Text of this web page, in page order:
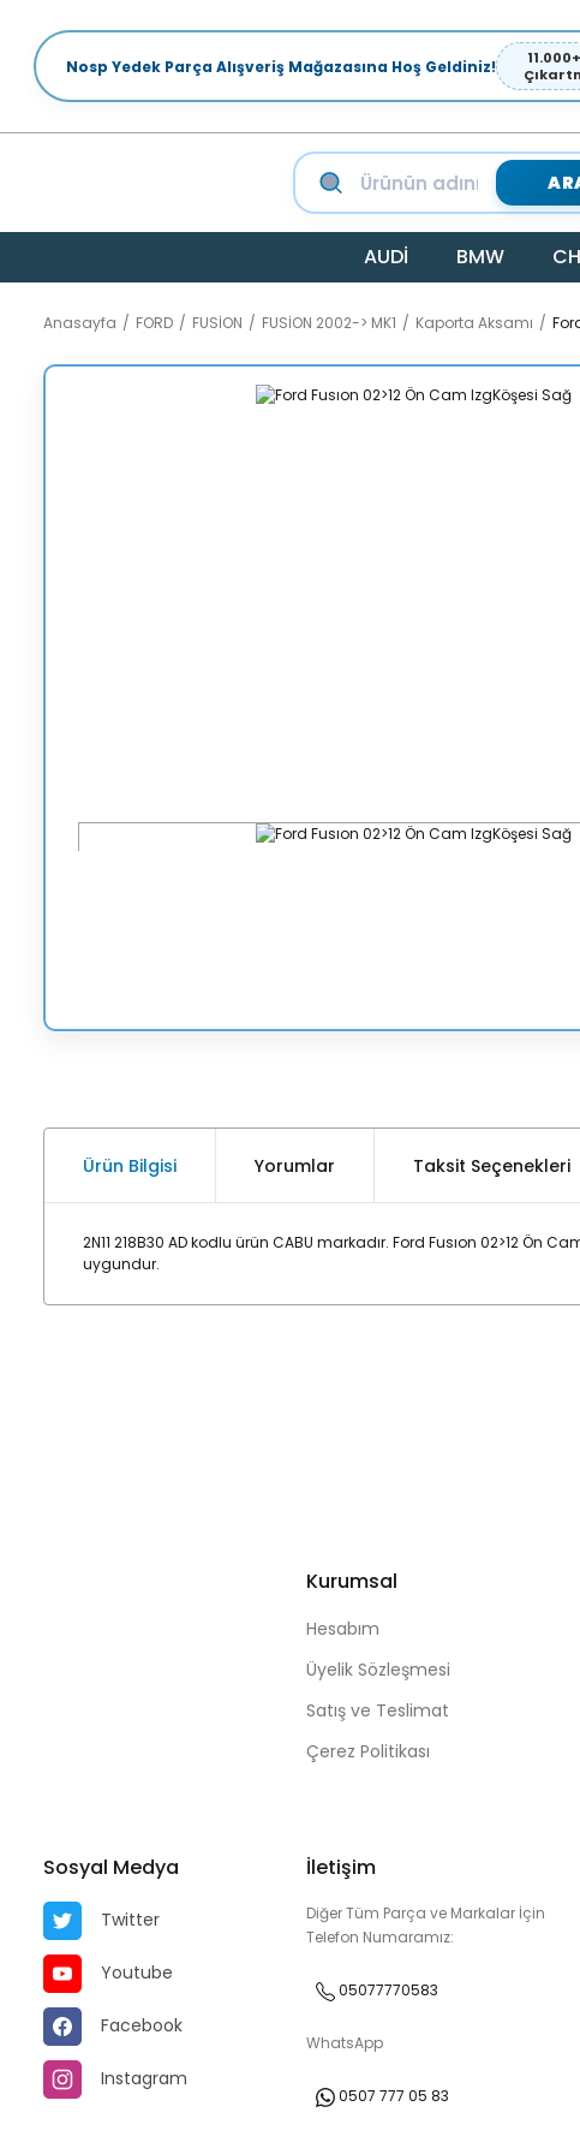
Nosp Yedek Parça Alışveriş Mağazasına Hoş Geldiniz!
AUDİ BMW
Anasayfa FORD FUSİON FUSİON 2002-> MK1 Kaporta Aksamı
Ürün Bilgisi Yorumlar Taksit Seçenekleri
2N11 218B30 AD kodlu ürün CABU markadır. Ford Fusıon 02>12
uygundur.
Kurumsal
Hesabım
Üyelik Sözleşmesi
Satış ve Teslimat
Çerez Politikası
Sosyal Medya
Twitter
Youtube
Facebook
Instagram
İletişim
Diğer Tüm Parça ve Markalar İçin
Telefon Numaramız:
05077770583
WhatsApp
0507 777 05 83